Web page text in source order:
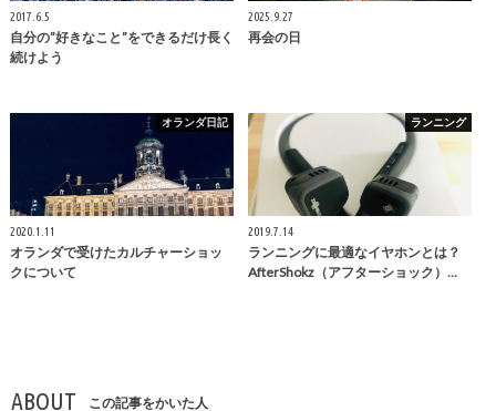
2017.6.5
自分の”好きなこと”をできるだけ長く
続けよう
2025.9.27
再会の日
オランダ日記
2020.1.11
オランダで受けたカルチャーショッ
クについて
ランニング
2019.7.14
ランニングに最適なイヤホンとは？
AfterShokz（アフターショック）…
ABOUT この記事をかいた人